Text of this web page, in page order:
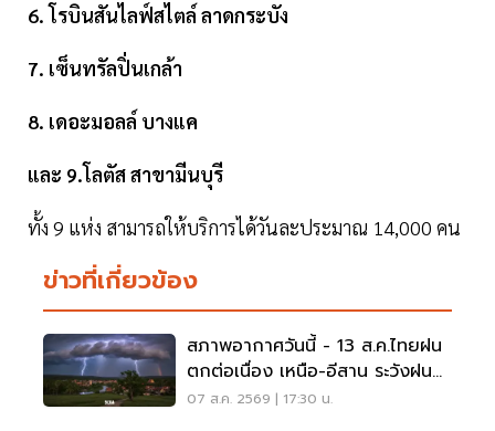
6. โรบินสันไลฟ์สไตล์ ลาดกระบัง
7. เซ็นทรัลปิ่นเกล้า
8. เดอะมอลล์ บางแค
และ 9.โลตัส สาขามีนบุรี
ทั้ง 9 แห่ง สามารถให้บริการได้วันละประมาณ 14,000 คน
ข่าวที่เกี่ยวข้อง
สภาพอากาศวันนี้ - 13 ส.ค.ไทยฝน
ตกต่อเนื่อง เหนือ-อีสาน ระวังฝน
ตกหนักมากบางแห่ง
07 ส.ค. 2569 | 17:30 น.